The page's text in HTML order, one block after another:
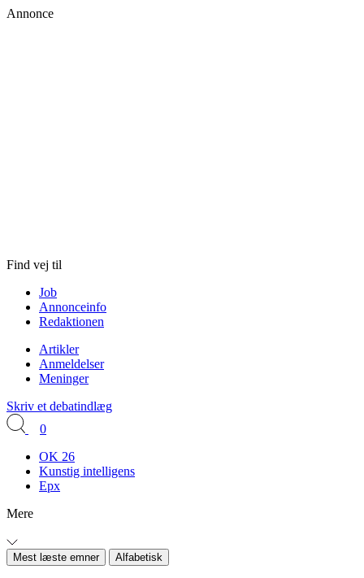
Annonce
Find vej til
Job
Annonceinfo
Redaktionen
Artikler
Anmeldelser
Meninger
Skriv et debatindlæg
0
OK 26
Kunstig intelligens
Epx
Mere
Mest læste emner Alfabetisk